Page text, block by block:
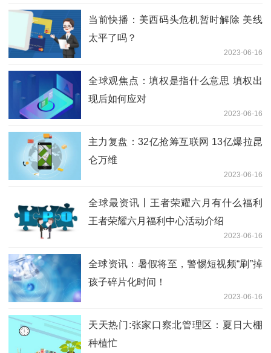
当前快播：美西码头危机暂时解除 美线
太平了吗？
2023-06-16
全球观焦点：填权是指什么意思 填权出
现后如何应对
2023-06-16
主力复盘：32亿抢筹互联网 13亿爆拉昆
仑万维
2023-06-16
全球最资讯丨王者荣耀六月有什么福利
王者荣耀六月福利中心活动介绍
2023-06-16
全球资讯：暑假将至，警惕短视频“刷”掉
孩子碎片化时间！
2023-06-16
天天热门:张家口察北管理区：夏日大棚
种植忙